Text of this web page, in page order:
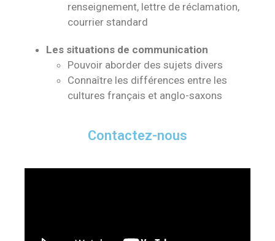
renseignement, lettre de réclamation,
courrier standard
Les situations de communication
Pouvoir aborder des sujets divers
Connaître les différences entre les
cultures français et anglo-saxons
Contactez-nous